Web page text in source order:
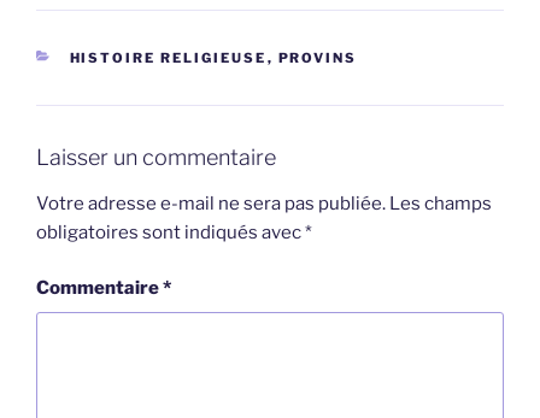
CATÉGORIES
HISTOIRE RELIGIEUSE , PROVINS
Laisser un commentaire
Votre adresse e-mail ne sera pas publiée. Les champs
obligatoires sont indiqués avec*
Commentaire*